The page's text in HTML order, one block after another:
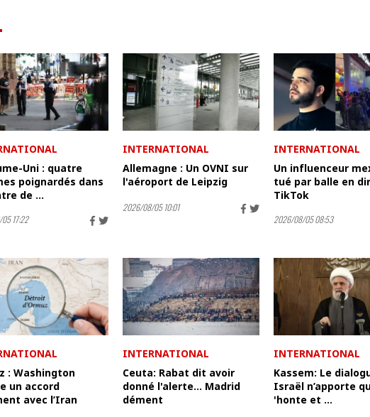
Uni : quatre
poignardés dans
de ...
17:22
INTERNATIONAL
Allemagne : Un OVNI sur
l'aéroport de Leipzig
2026/08/05 10:01
INTERNATIONAL
Un influenceur
tué par balle en
TikTok
2026/08/05 08:53
: Washington
un accord
avec l’Iran
INTERNATIONAL
Ceuta: Rabat dit avoir
donné l'alerte... Madrid
dément
INTERNATIONAL
Kassem: Le
Israël n’apporte
'honte et ...